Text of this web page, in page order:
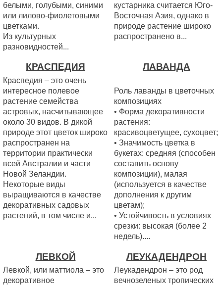
белыми, голубыми, синими
или лилово-фиолетовыми
цветками.
Из культурных
разновидностей...
кустарника считается Юго-
Восточная Азия, однако в
природе растение широко
распространено в...
КРАСПЕДИЯ
Краспедия – это очень
интересное полевое
растение семейства
астровых, насчитывающее
около 30 видов. В дикой
природе этот цветок широко
распространен на
территории практически
всей Австралии и части
Новой Зеландии.
Некоторые виды
выращиваются в качестве
декоративных садовых
растений, в том числе и...
ЛАВАНДА
Роль лаванды в цветочных
композициях
• Форма декоративности
растения:
красивоцветущее, сухоцвет;
• Значимость цветка в
букетах: средняя (способен
составить основу
композиции), малая
(используется в качестве
дополнения к другим
цветам);
• Устойчивость в условиях
срезки: высокая (более 2
недель)....
ЛЕВКОЙ
Левкой, или маттиола – это
декоративное
ЛЕУКАДЕНДРОН
Леукадендрон – это род
вечнозеленых тропических